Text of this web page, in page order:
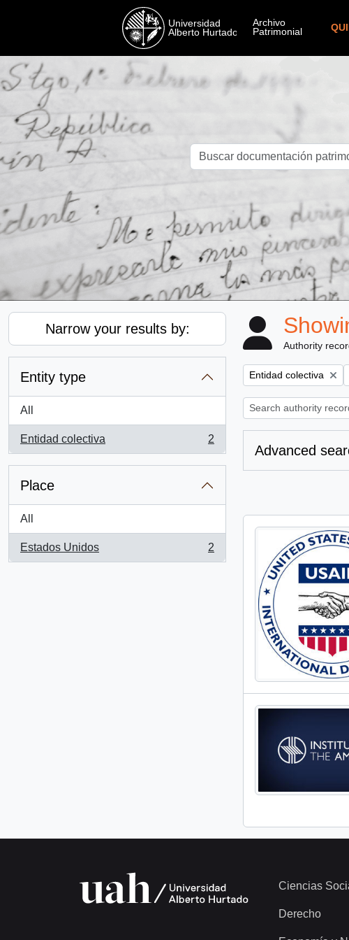
Narrow your results by:
Entity type
All
Entidad colectiva
, 2 results
2
Place
All
Estados Unidos
, 2 results
2
Authority
Remove filter:
Entidad colectiva
Advanced
Ciencias
Derecho